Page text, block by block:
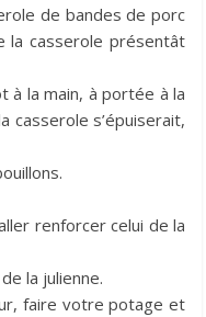
de bandes de porc
la casserole présentât
à la main, à portée à la
casserole s’épuiserait,
renforcer celui de la
la julienne.
faire votre potage et